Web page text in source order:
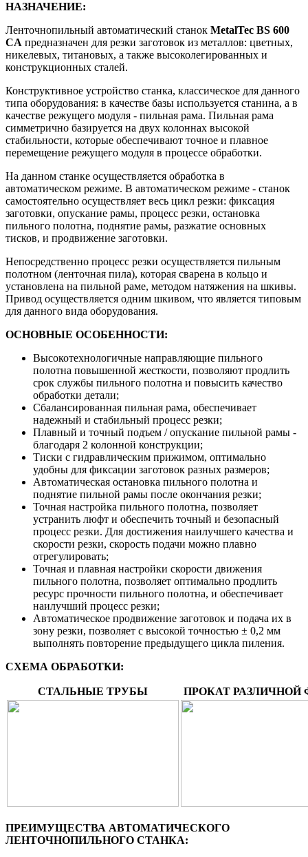
НАЗНАЧЕНИЕ:
Ленточнопильный автоматический станок MetalTec BS 600
СA предназначен для резки заготовок из металлов: цветных,
никелевых, титановых, а также высоколегированных и
конструкционных сталей.
Конструктивное устройство станка, классическое для данного
типа оборудования: в качестве базы используется станина, а в
качестве режущего модуля - пильная рама. Пильная рама
симметрично базируется на двух колоннах высокой
стабильности, которые обеспечивают точное и плавное
перемещение режущего модуля в процессе обработки.
На данном станке осуществляется обработка в
автоматическом режиме. В автоматическом режиме - станок
самостоятельно осуществляет весь цикл резки: фиксация
заготовки, опускание рамы, процесс резки, остановка
пильного полотна, поднятие рамы, разжатие основных
тисков, и продвижение заготовки.
Непосредственно процесс резки осуществляется пильным
полотном (ленточная пила), которая сварена в кольцо и
установлена на пильной раме, методом натяжения на шкивы.
Привод осуществляется одним шкивом, что является типовым
для данного вида оборудования.
ОСНОВНЫЕ ОСОБЕННОСТИ:
Высокотехнологичные направляющие пильного
полотна повышенной жесткости, позволяют продлить
срок службы пильного полотна и повысить качество
обработки детали;
Сбалансированная пильная рама, обеспечивает
надежный и стабильный процесс резки;
Плавный и точный подъем / опускание пильной рамы -
благодаря 2 колонной конструкции;
Тиски с гидравлическим прижимом, оптимально
удобны для фиксации заготовок разных размеров;
Автоматическая остановка пильного полотна и
поднятие пильной рамы после окончания резки;
Точная настройка пильного полотна, позволяет
устранить люфт и обеспечить точный и безопасный
процесс резки. Для достижения наилучшего качества и
скорости резки, скорость подачи можно плавно
отрегулировать;
Точная и плавная настройки скорости движения
пильного полотна, позволяет оптимально продлить
ресурс прочности пильного полотна, и обеспечивает
наилучший процесс резки;
Автоматическое продвижение заготовок и подача их в
зону резки, позволяет с высокой точностью ± 0,2 мм
выполнять повторение предыдущего цикла пиления.
СХЕМА ОБРАБОТКИ:
СТАЛЬНЫЕ ТРУБЫ ПРОКАТ
ПРЕИМУЩЕСТВА АВТОМАТИЧЕСКОГО
ЛЕНТОЧНОПИЛЬНОГО СТАНКА: